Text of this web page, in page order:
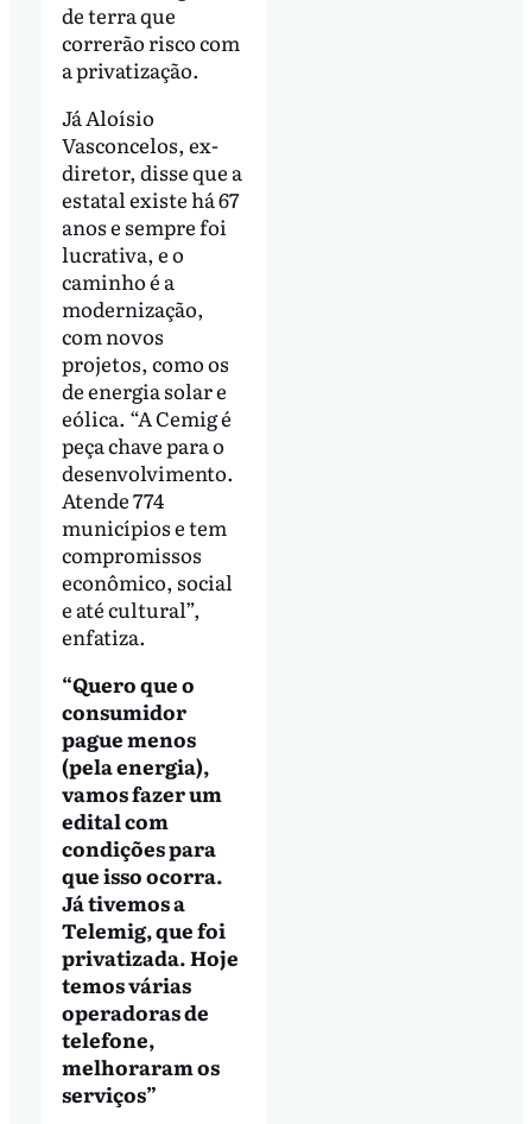
de terra que
correrão risco com
a privatização.
Já Aloísio
Vasconcelos, ex-
diretor, disse que a
estatal existe há 67
anos e sempre foi
lucrativa, e o
caminho é a
modernização,
com novos
projetos, como os
de energia solar e
eólica. “A Cemig é
peça chave para o
desenvolvimento.
Atende 774
municípios e tem
compromissos
econômico, social
e até cultural”,
enfatiza.
“Quero que o
consumidor
pague menos
(pela energia),
vamos fazer um
edital com
condições para
que isso ocorra.
Já tivemos a
Telemig, que foi
privatizada. Hoje
temos várias
operadoras de
telefone,
melhoraram os
serviços”